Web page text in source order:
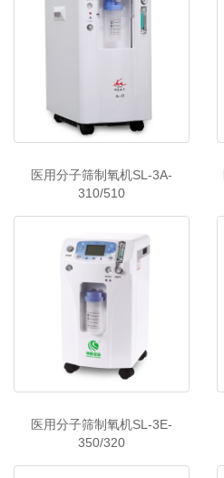
医用分子筛制氧机SL-3A-
310/510
医用分子筛制氧机SL-3E-
350/320